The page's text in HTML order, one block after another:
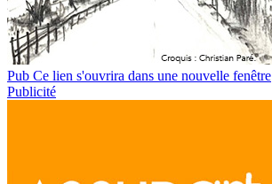
Pub Ce lien s'ouvrira dans une nouvelle fenêtre
Publicité